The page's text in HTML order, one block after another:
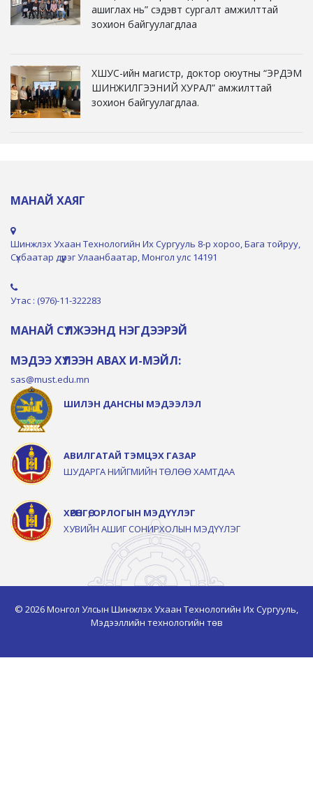
ашиглах нь” сэдэвт сургалт амжилттай
зохион байгуулагдлаа
ХШУС-ийн магистр, доктор оюутны “ЭРДЭМ
ШИНЖИЛГЭЭНИЙ ХУРАЛ” амжилттай
зохион байгуулагдлаа.
МАНАЙ ХАЯГ
Шинжлэх Ухаан Технологийн Их Сургууль 8-р хороо, Бага тойруу,
Сүхбаатар дүүрэг Улаанбаатар, Монгол улс 14191
Утас : (976)-11-322283
МАНАЙ СҮЛЖЭЭНД НЭГДЭЭРЭЙ
МЭДЭЭ ХҮЛЭЭН АВАХ И-МЭЙЛ:
sas@must.edu.mn
ШИЛЭН ДАНСНЫ МЭДЭЭЛЭЛ
АВИЛГАТАЙ ТЭМЦЭХ ГАЗАР
ШУДАРГА НИЙГМИЙН ТӨЛӨӨ ХАМТДАА
ХӨРӨНГӨ, ОРЛОГЫН МЭДҮҮЛЭГ
ХУВИЙН АШИГ СОНИРХОЛЫН МЭДҮҮЛЭГ
© 2026 Монгол Улсын Шинжлэх Ухаан Технологийн Их Сургууль,
Мэдээллийн технологийн төв